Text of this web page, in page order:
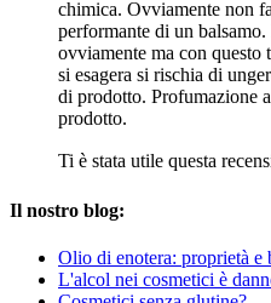
chimica. Ovviamente non
performante di un
ovviamente ma con questo
si esagera si rischia di
di prodotto. Profumazione
prodotto.
Ti è stata utile questa
Il nostro blog:
Olio di enotera: proprietà e
L'alcol nei cosmetici è